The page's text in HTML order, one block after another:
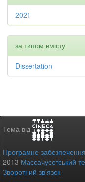
2021
за типом вмісту
Dissertation
Тема від
Програмне
2013 Массачусетський
Зворотний зв’язок